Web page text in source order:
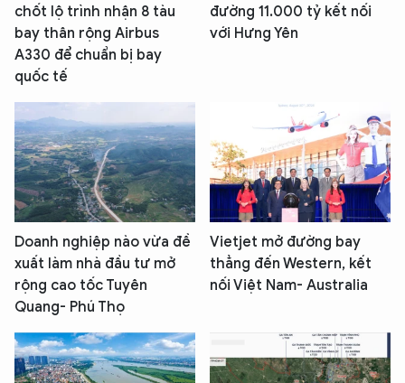
chốt lộ trình nhận 8 tàu
bay thân rộng Airbus
A330 để chuẩn bị bay
quốc tế
đường 11.000 tỷ kết nối
với Hưng Yên
Doanh nghiệp nào vừa đề
xuất làm nhà đầu tư mở
rộng cao tốc Tuyên
Quang- Phú Thọ
Vietjet mở đường bay
thẳng đến Western, kết
nối Việt Nam- Australia